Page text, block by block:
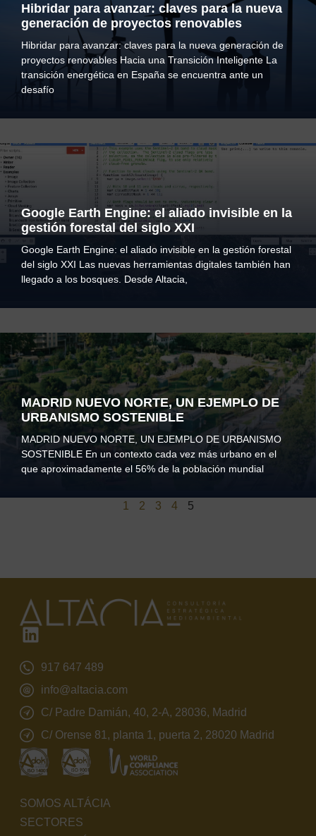
Hibridar para avanzar: claves para la nueva
generación de proyectos renovables
Hibridar para avanzar: claves para la nueva generación de
proyectos renovables Hacia una Transición Inteligente La
transición energética en España se encuentra ante un
desafío
Google Earth Engine: el aliado invisible en la
gestión forestal del siglo XXI
Google Earth Engine: el aliado invisible en la gestión forestal
del siglo XXI Las nuevas herramientas digitales también han
llegado a los bosques. Desde Altacia,
MADRID NUEVO NORTE, UN EJEMPLO DE
URBANISMO SOSTENIBLE
MADRID NUEVO NORTE, UN EJEMPLO DE URBANISMO
SOSTENIBLE En un contexto cada vez más urbano en el
que aproximadamente el 56% de la población mundial
1 2 3 4 5
917 647 489
info@altacia.com
C/ Padre Damián, 40, 2-A, 28036, Madrid
C/ Orense 81, planta 1, puerta 2, 28020 Madrid
SOMOS ALTÁCIA
SECTORES